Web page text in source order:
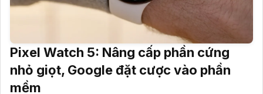
Pixel Watch 5: Nâng cấp phần cứng
nhỏ giọt, Google đặt cược vào phần
mềm